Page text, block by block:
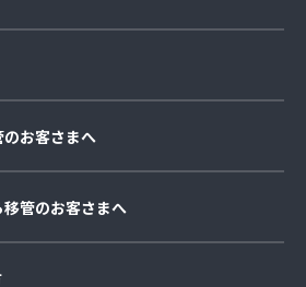
お客さまへ
管のお客さまへ